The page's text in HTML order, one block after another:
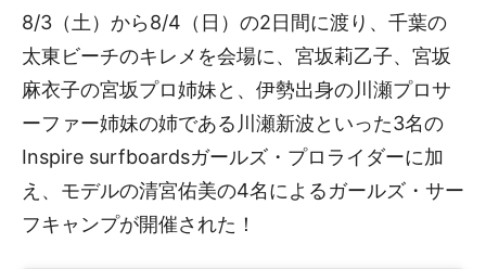
8/3（土）から8/4（日）の2日間に渡り、千葉の
太東ビーチのキレメを会場に、宮坂莉乙子、宮坂
麻衣子の宮坂プロ姉妹と、伊勢出身の川瀬プロサ
ーファー姉妹の姉である川瀬新波といった3名の
Inspire surfboardsガールズ・プロライダーに加
え、モデルの清宮佑美の4名によるガールズ・サー
フキャンプが開催された！